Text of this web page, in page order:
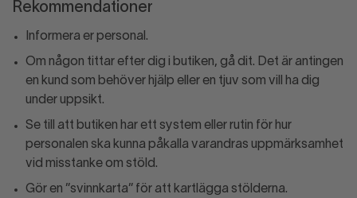
Rekommendationer
Informera er personal.
Om någon tittar efter dig i butiken, gå dit. Det är antingen
en kund som behöver hjälp eller en tjuv som vill ha dig
under uppsikt.
Se till att butiken har ett system eller rutin för hur
personalen ska kunna påkalla varandras uppmärksamhet
vid misstanke om stöld.
Gör en ”svinnkarta” för att kartlägga stölderna.